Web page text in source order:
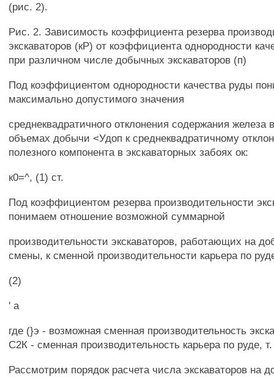
(рис. 2).
Рис. 2. Зависимость коэффициента резерва
экскаваторов (кР) от коэффициента однородности
при различном числе добычных экскаваторов (п)
Под коэффициентом однородности качества руды
максимально допустимого значения
среднеквадратичного отклонения содержания железа
объемах добычи <Удоп к среднеквадратичному
полезного компонента в экскаваторных забоях ок:
к0=^, (1) ст.
Под коэффициентом резерва производительности
понимаем отношение возможной суммарной
производительности экскаваторов, работающих на
смены, к сменной производительности карьера по
(2)
' а
где (}э - возможная сменная производительность
С2К - сменная производительность карьера по руде, т.
Рассмотрим порядок расчета числа экскаваторов на